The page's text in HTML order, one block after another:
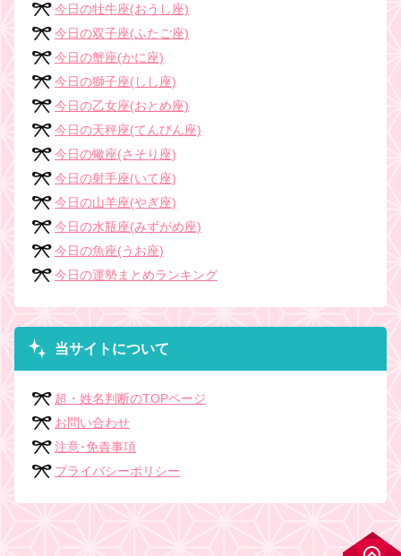
今日の牡牛座(おうし座)
今日の双子座(ふたご座)
今日の蟹座(かに座)
今日の獅子座(しし座)
今日の乙女座(おとめ座)
今日の天秤座(てんびん座)
今日の蠍座(さそり座)
今日の射手座(いて座)
今日の山羊座(やぎ座)
今日の水瓶座(みずがめ座)
今日の魚座(うお座)
今日の運勢まとめランキング
当サイトについて
超・姓名判断のTOPページ
お問い合わせ
注意･免責事項
プライバシーポリシー